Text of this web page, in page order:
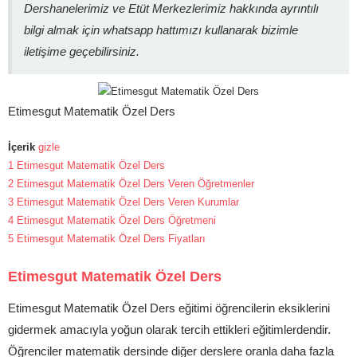
Dershanelerimiz ve Etüt Merkezlerimiz hakkında ayrıntılı
bilgi almak için whatsapp hattımızı kullanarak bizimle
iletişime geçebilirsiniz.
Etimesgut Matematik Özel Ders
İçerik gizle
1 Etimesgut Matematik Özel Ders
2 Etimesgut Matematik Özel Ders Veren Öğretmenler
3 Etimesgut Matematik Özel Ders Veren Kurumlar
4 Etimesgut Matematik Özel Ders Öğretmeni
5 Etimesgut Matematik Özel Ders Fiyatları
Etimesgut Matematik Özel Ders
Etimesgut Matematik Özel Ders eğitimi öğrencilerin eksiklerini
gidermek amacıyla yoğun olarak tercih ettikleri eğitimlerdendir.
Öğrenciler matematik dersinde diğer derslere oranla daha fazla